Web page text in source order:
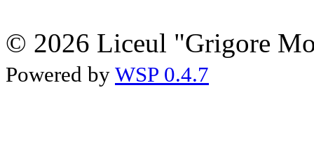
© 2026 Liceul "Grigore
Powered by WSP 0.4.7